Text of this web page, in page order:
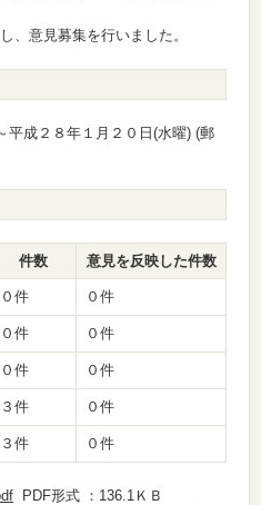
、意見募集を行いました。
平成２８年１月２０日(水曜) (郵
件数 意見を反映した件数
０件 ０件
０件 ０件
０件 ０件
３件 ０件
３件 ０件
PDF形式 ：136.1ＫＢ